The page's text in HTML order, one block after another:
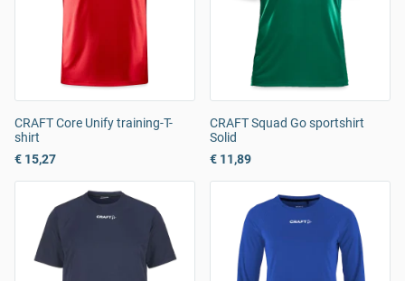
CRAFT Core Unify training-T-
shirt
€ 15,27
CRAFT Squad Go sportshirt
Solid
€ 11,89